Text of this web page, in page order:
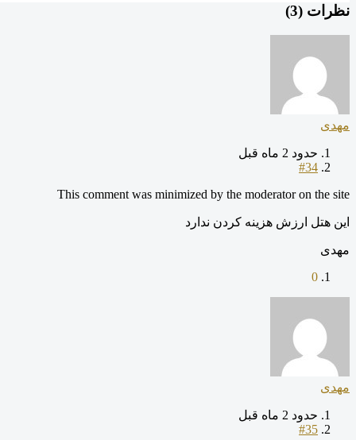
نظرات (3
)
مهدی
حدود 2 ماه قبل
#34
This comment was minimized by the moderator on the site
این هتل ارزش هزینه کردن ندارد
مهدی
0
مهدی
حدود 2 ماه قبل
#35